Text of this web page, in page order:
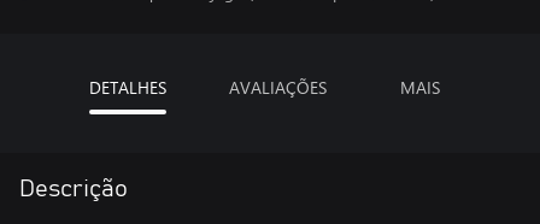
DETALHES AVALIAÇÕES MAIS
Descrição